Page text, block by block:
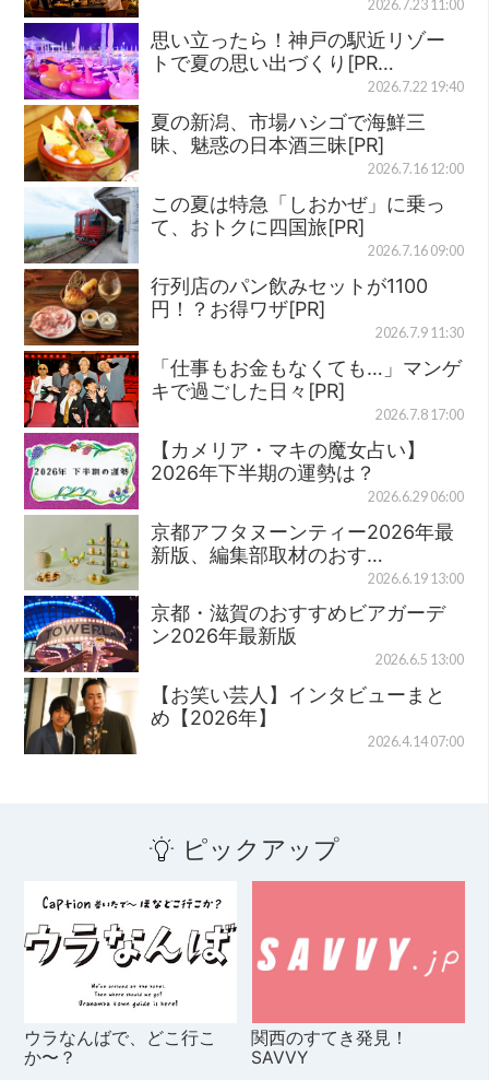
2026.7.23 11:00
思い立ったら！神戸の駅近リゾー
トで夏の思い出づくり[PR…
2026.7.22 19:40
夏の新潟、市場ハシゴで海鮮三
昧、魅惑の日本酒三昧[PR]
2026.7.16 12:00
この夏は特急「しおかぜ」に乗っ
て、おトクに四国旅[PR]
2026.7.16 09:00
行列店のパン飲みセットが1100
円！？お得ワザ[PR]
2026.7.9 11:30
「仕事もお金もなくても…」マンゲ
キで過ごした日々[PR]
2026.7.8 17:00
【カメリア・マキの魔女占い】
2026年下半期の運勢は？
2026.6.29 06:00
京都アフタヌーンティー2026年最
新版、編集部取材のおす…
2026.6.19 13:00
京都・滋賀のおすすめビアガーデ
ン2026年最新版
2026.6.5 13:00
【お笑い芸人】インタビューまと
め【2026年】
2026.4.14 07:00
ピックアップ
ウラなんばで、どこ行こ
か〜？
関西のすてき発見！
SAVVY